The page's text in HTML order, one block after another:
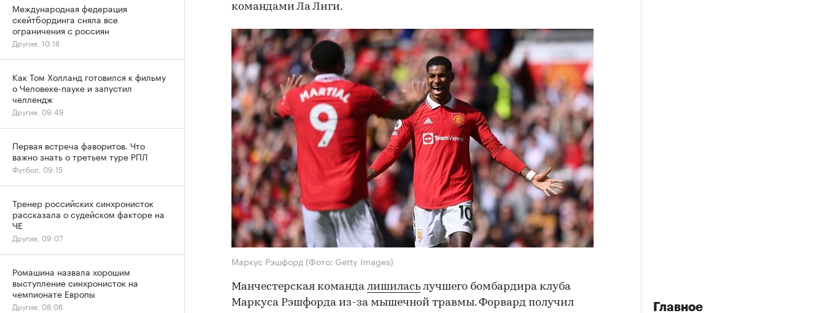
командами Ла Лиги.
Маркус Рэшфорд (Фото: Getty Images)
Манчестерская команда лишилась лучшего бомбардира клуба
Маркуса Рэшфорда из-за мышечной травмы. Форвард получил
Главное
Международная федерация
скейтбординга сняла все
ограничения с россиян
Другие, 10:18
Как Том Холланд готовился к фильму
о Человеке-пауке и запустил
челлендж
Другие, 09:49
Первая встреча фаворитов. Что
важно знать о третьем туре РПЛ
Футбол, 09:15
Тренер российских синхронисток
рассказала о судейском факторе на
ЧЕ
Другие, 09:07
Ромашина назвала хорошим
выступление синхронисток на
чемпионате Европы
Другие, 08:06